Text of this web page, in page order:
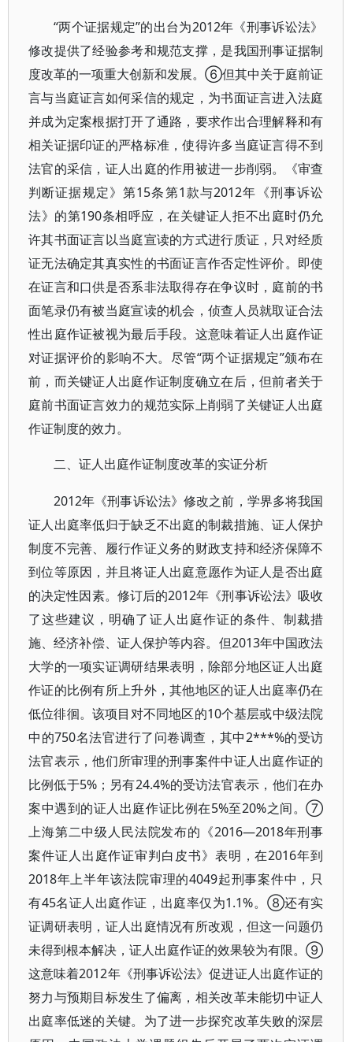
“两个证据规定”的出台为2012年《刑事诉讼法》
修改提供了经验参考和规范支撑，是我国刑事证据制
度改革的一项重大创新和发展。⑥但其中关于庭前证
言与当庭证言如何采信的规定，为书面证言进入法庭
并成为定案根据打开了通路，要求作出合理解释和有
相关证据印证的严格标准，使得许多当庭证言得不到
法官的采信，证人出庭的作用被进一步削弱。《审查
判断证据规定》第15条第1款与2012年《刑事诉讼
法》的第190条相呼应，在关键证人拒不出庭时仍允
许其书面证言以当庭宣读的方式进行质证，只对经质
证无法确定其真实性的书面证言作否定性评价。即使
在证言和口供是否系非法取得存在争议时，庭前的书
面笔录仍有被当庭宣读的机会，侦查人员就取证合法
性出庭作证被视为最后手段。这意味着证人出庭作证
对证据评价的影响不大。尽管“两个证据规定”颁布在
前，而关键证人出庭作证制度确立在后，但前者关于
庭前书面证言效力的规范实际上削弱了关键证人出庭
作证制度的效力。
二、证人出庭作证制度改革的实证分析
2012年《刑事诉讼法》修改之前，学界多将我国
证人出庭率低归于缺乏不出庭的制裁措施、证人保护
制度不完善、履行作证义务的财政支持和经济保障不
到位等原因，并且将证人出庭意愿作为证人是否出庭
的决定性因素。修订后的2012年《刑事诉讼法》吸收
了这些建议，明确了证人出庭作证的条件、制裁措
施、经济补偿、证人保护等内容。但2013年中国政法
大学的一项实证调研结果表明，除部分地区证人出庭
作证的比例有所上升外，其他地区的证人出庭率仍在
低位徘徊。该项目对不同地区的10个基层或中级法院
中的750名法官进行了问卷调查，其中2***%的受访
法官表示，他们所审理的刑事案件中证人出庭作证的
比例低于5%；另有24.4%的受访法官表示，他们在办
案中遇到的证人出庭作证比例在5%至20%之间。⑦
上海第二中级人民法院发布的《2016—2018年刑事
案件证人出庭作证审判白皮书》表明，在2016年到
2018年上半年该法院审理的4049起刑事案件中，只
有45名证人出庭作证，出庭率仅为1.1%。⑧还有实
证调研表明，证人出庭情况有所改观，但这一问题仍
未得到根本解决，证人出庭作证的效果较为有限。⑨
这意味着2012年《刑事诉讼法》促进证人出庭作证的
努力与预期目标发生了偏离，相关改革未能切中证人
出庭率低迷的关键。为了进一步探究改革失败的深层